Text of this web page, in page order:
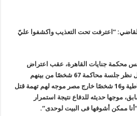
القاضي: “اعترفت تحت التعذيب واكشفوا عليّ
محكمة جنايات القاهرة، عقب اعتراض
الدفاع على عرض الأحراز خلال نظر جلسة محاكمة 67 شخصًا من بينهم
51 شخصًا محبوسا بصفة احتياطية و16 شخصًا خارج مصر موجه لهم تهمة قتل
موجها حديثه للدفاع نتيجة استمرار
أنا ممكن أشوفها فى البيت لوحدى“.